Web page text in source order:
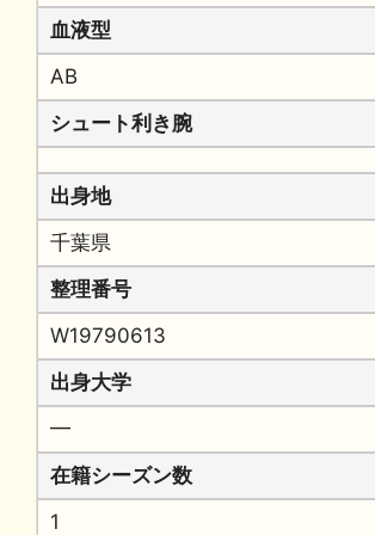
血液型
AB
シュート利き腕
出身地
千葉県
整理番号
W19790613
出身大学
━
在籍シーズン数
1